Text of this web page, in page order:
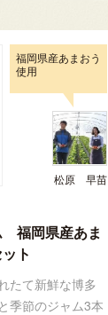
福岡県産あまおう
使用
松原 早苗
福岡県産あま
ト
たて新鮮な博多
季節のジャム3本